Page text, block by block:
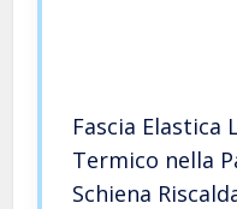
Fascia Elastica
Termico nella
Schiena